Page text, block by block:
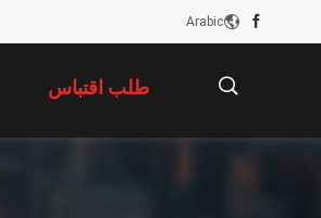
Arabic
طلب اقتباس